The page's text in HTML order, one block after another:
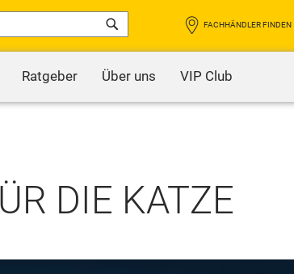
FACHHÄNDLER FINDEN
Search
Ratgeber Über uns VIP Club
DIE KATZE